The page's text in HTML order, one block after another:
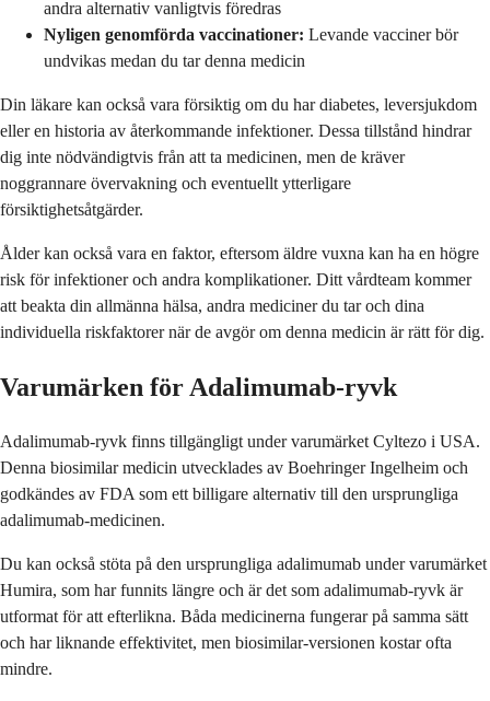
andra alternativ vanligtvis föredras
Nyligen genomförda vaccinationer: Levande vacciner bör
undvikas medan du tar denna medicin
Din läkare kan också vara försiktig om du har diabetes, leversjukdom
eller en historia av återkommande infektioner. Dessa tillstånd hindrar
dig inte nödvändigtvis från att ta medicinen, men de kräver
noggrannare övervakning och eventuellt ytterligare
försiktighetsåtgärder.
Ålder kan också vara en faktor, eftersom äldre vuxna kan ha en högre
risk för infektioner och andra komplikationer. Ditt vårdteam kommer
att beakta din allmänna hälsa, andra mediciner du tar och dina
individuella riskfaktorer när de avgör om denna medicin är rätt för dig.
Varumärken för Adalimumab-ryvk
Adalimumab-ryvk finns tillgängligt under varumärket Cyltezo i USA.
Denna biosimilar medicin utvecklades av Boehringer Ingelheim och
godkändes av FDA som ett billigare alternativ till den ursprungliga
adalimumab-medicinen.
Du kan också stöta på den ursprungliga adalimumab under varumärket
Humira, som har funnits längre och är det som adalimumab-ryvk är
utformat för att efterlikna. Båda medicinerna fungerar på samma sätt
och har liknande effektivitet, men biosimilar-versionen kostar ofta
mindre.